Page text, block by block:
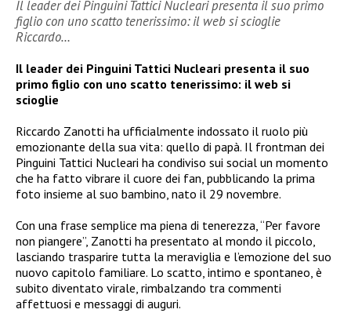
Il leader dei Pinguini Tattici Nucleari presenta il suo primo
figlio con uno scatto tenerissimo: il web si scioglie
Riccardo…
Il leader dei Pinguini Tattici Nucleari presenta il suo
primo figlio con uno scatto tenerissimo: il web si
scioglie
Riccardo Zanotti ha ufficialmente indossato il ruolo più
emozionante della sua vita: quello di papà. Il frontman dei
Pinguini Tattici Nucleari ha condiviso sui social un momento
che ha fatto vibrare il cuore dei fan, pubblicando la prima
foto insieme al suo bambino, nato il 29 novembre.
Con una frase semplice ma piena di tenerezza, “Per favore
non piangere”, Zanotti ha presentato al mondo il piccolo,
lasciando trasparire tutta la meraviglia e l’emozione del suo
nuovo capitolo familiare. Lo scatto, intimo e spontaneo, è
subito diventato virale, rimbalzando tra commenti
affettuosi e messaggi di auguri.